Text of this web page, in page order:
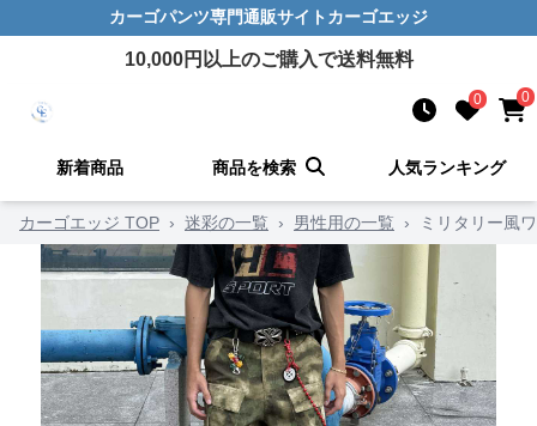
カーゴパンツ専門通販サイト カーゴエッジ
10,000円以上のご購入で送料無料
0 0
新着商品 商品を検索 人気ランキング
カーゴエッジ TOP › 迷彩の一覧 › 男性用の一覧 › ミリタリー風